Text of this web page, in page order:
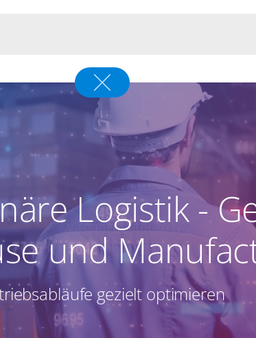
Logistik -
und
gezielt optimieren